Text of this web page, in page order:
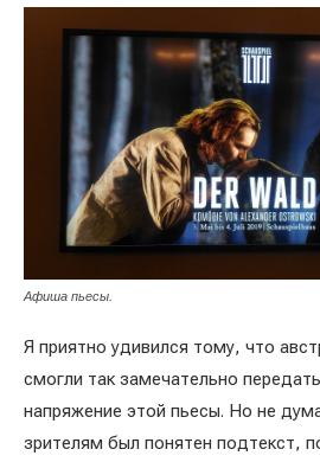
Афиша пьесы.
Я приятно удивился тому, что
смогли так замечательно
напряжение этой пьесы. Но не
зрителям был понятен подтекст,